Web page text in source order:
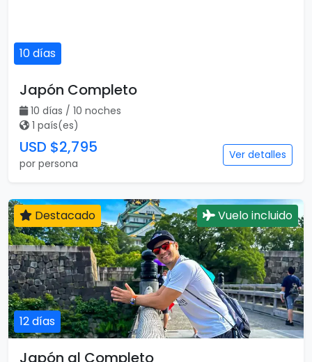
10 días
Japón Completo
10 días / 10 noches
1 país(es)
USD $2,795
por persona
Ver detalles
12 días
Destacado Vuelo incluido
Japón al Completo